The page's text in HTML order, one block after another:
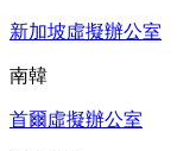
新加坡虛擬辦公室
南韓
首爾虛擬辦公室